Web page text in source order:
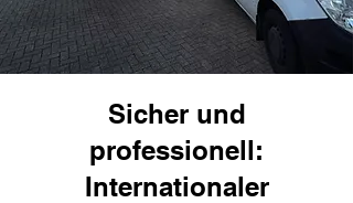
Sicher und
professionell:
Internationaler